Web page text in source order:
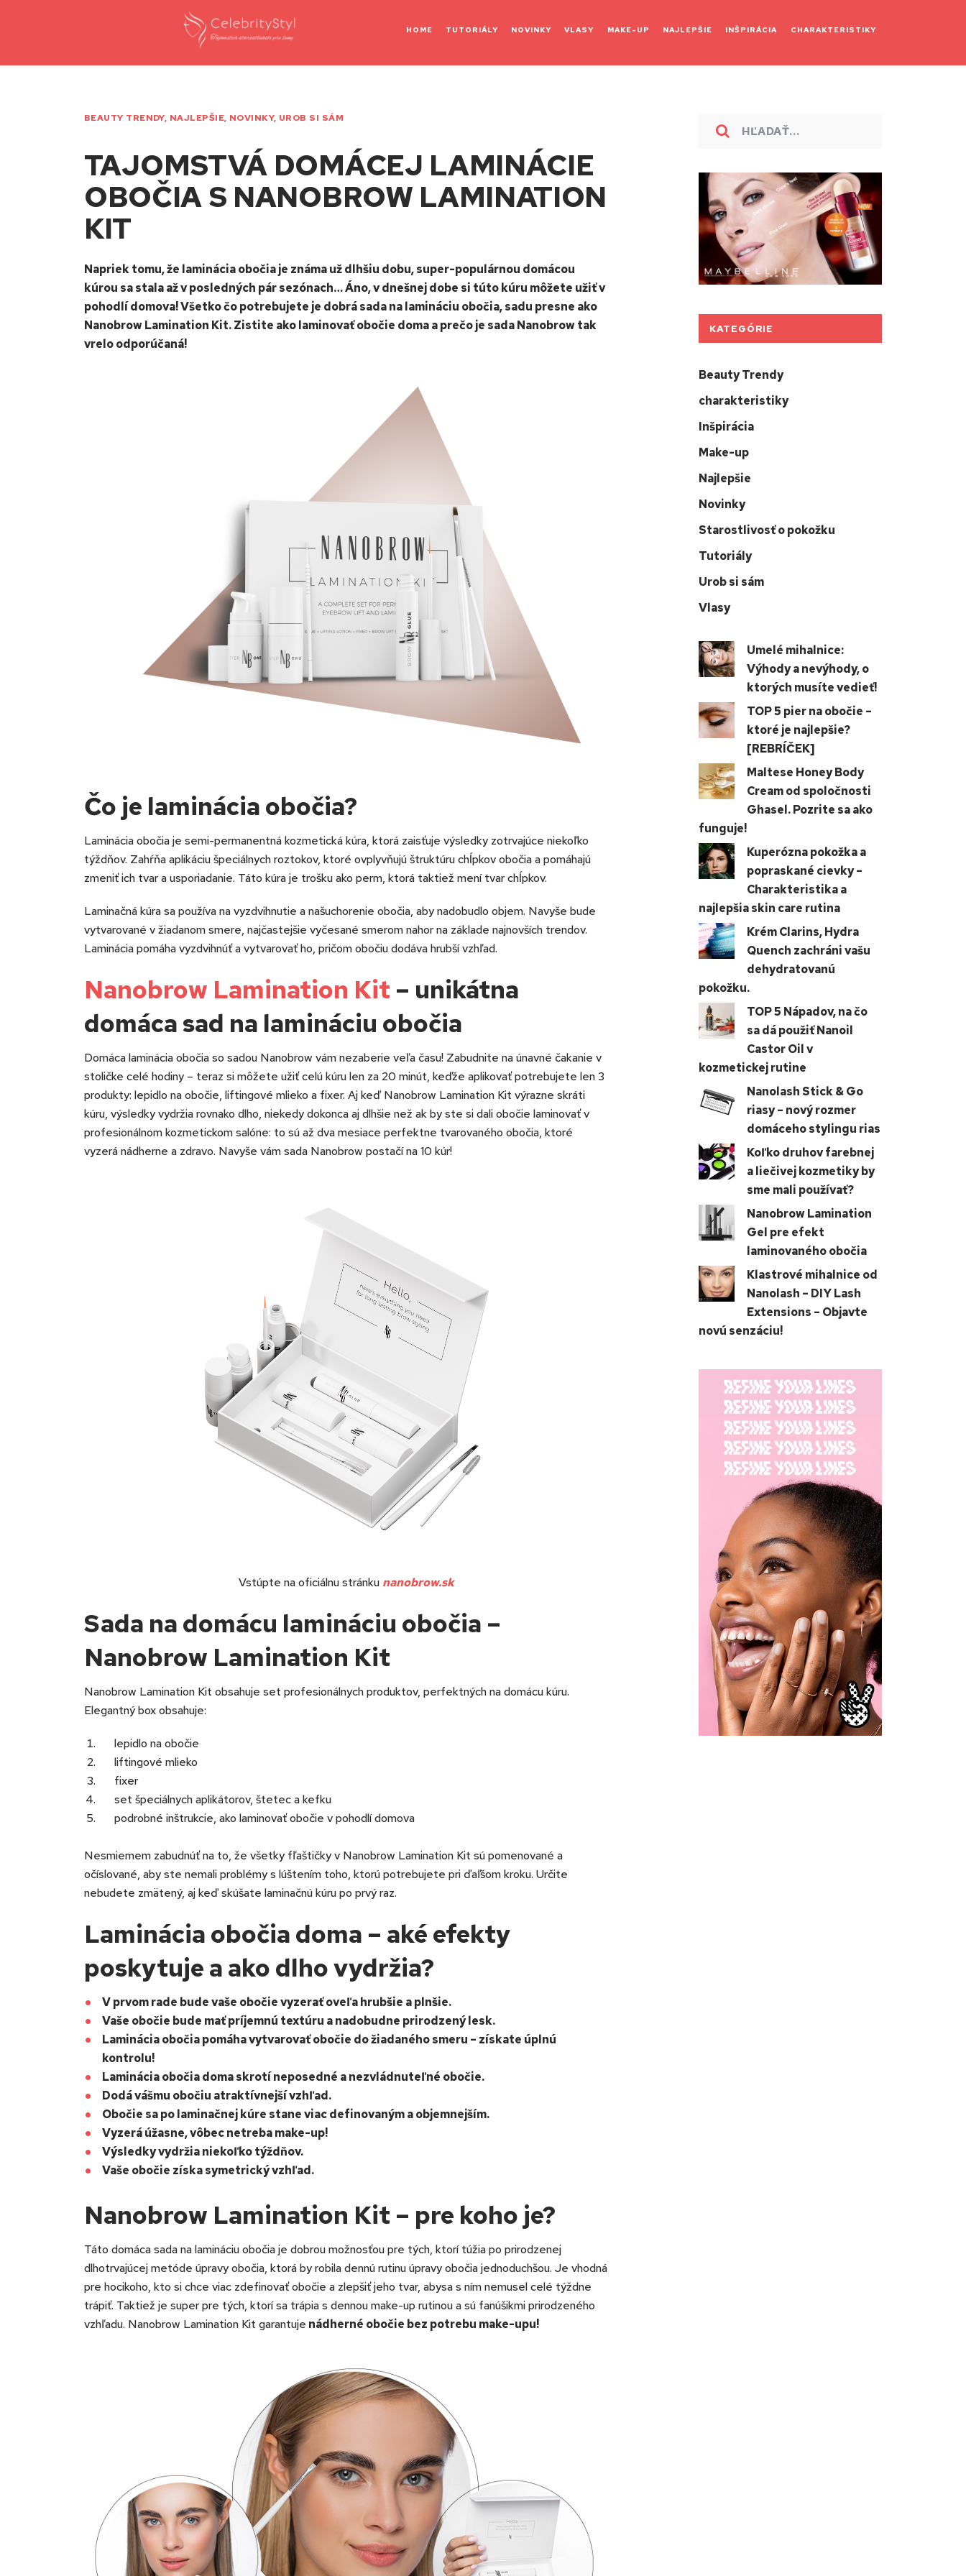
HOME TUTORIÁLY NOVINKY VLASY MAKE-UP NAJLEPŠIE INŠPIRÁCIA CHARAKTERISTIKY
BEAUTY TRENDY, NAJLEPŠIE, NOVINKY, UROB SI SÁM
TAJOMSTVÁ DOMÁCEJ LAMINÁCIE
OBOČIA S NANOBROW LAMINATION
KIT
Napriek tomu, že laminácia obočia je známa už dlhšiu dobu, super-populárnou domácou
kúrou sa stala až v posledných pár sezónach… Áno, v dnešnej dobe si túto kúru môžete užiť v
pohodlí domova! Všetko čo potrebujete je dobrá sada na lamináciu obočia, sadu presne ako
Nanobrow Lamination Kit. Zistite ako laminovať obočie doma a prečo je sada Nanobrow tak
vrelo odporúčaná!
Čo je laminácia obočia?
Laminácia obočia je semi-permanentná kozmetická kúra, ktorá zaisťuje výsledky zotrvajúce niekoľko
týždňov. Zahŕňa aplikáciu špeciálnych roztokov, ktoré ovplyvňujú štruktúru chĺpkov obočia a pomáhajú
zmeniť ich tvar a usporiadanie. Táto kúra je trošku ako perm, ktorá taktiež mení tvar chĺpkov.
Laminačná kúra sa používa na vyzdvihnutie a našuchorenie obočia, aby nadobudlo objem. Navyše bude
vytvarované v žiadanom smere, najčastejšie vyčesané smerom nahor na základe najnovších trendov.
Laminácia pomáha vyzdvihnúť a vytvarovať ho, pričom obočiu dodáva hrubší vzhľad.
Nanobrow Lamination Kit – unikátna
domáca sad na lamináciu obočia
Domáca laminácia obočia so sadou Nanobrow vám nezaberie veľa času! Zabudnite na únavné čakanie v
stoličke celé hodiny – teraz si môžete užiť celú kúru len za 20 minút, keďže aplikovať potrebujete len 3
produkty: lepidlo na obočie, liftingové mlieko a fixer. Aj keď Nanobrow Lamination Kit výrazne skráti
kúru, výsledky vydržia rovnako dlho, niekedy dokonca aj dlhšie než ak by ste si dali obočie laminovať v
profesionálnom kozmetickom salóne: to sú až dva mesiace perfektne tvarovaného obočia, ktoré
vyzerá nádherne a zdravo. Navyše vám sada Nanobrow postačí na 10 kúr!
Vstúpte na oficiálnu stránku nanobrow.sk
Sada na domácu lamináciu obočia –
Nanobrow Lamination Kit
Nanobrow Lamination Kit obsahuje set profesionálnych produktov, perfektných na domácu kúru.
Elegantný box obsahuje:
lepidlo na obočie
liftingové mlieko
fixer
set špeciálnych aplikátorov, štetec a kefku
podrobné inštrukcie, ako laminovať obočie v pohodlí domova
Nesmiemem zabudnúť na to, že všetky fľaštičky v Nanobrow Lamination Kit sú pomenované a
očíslované, aby ste nemali problémy s lúštením toho, ktorú potrebujete pri ďaľšom kroku. Určite
nebudete zmätený, aj keď skúšate laminačnú kúru po prvý raz.
Laminácia obočia doma – aké efekty
poskytuje a ako dlho vydržia?
V prvom rade bude vaše obočie vyzerať oveľa hrubšie a plnšie.
Vaše obočie bude mať príjemnú textúru a nadobudne prirodzený lesk.
Laminácia obočia pomáha vytvarovať obočie do žiadaného smeru – získate úplnú
kontrolu!
Laminácia obočia doma skrotí neposedné a nezvládnuteľné obočie.
Dodá vášmu obočiu atraktívnejší vzhľad.
Obočie sa po laminačnej kúre stane viac definovaným a objemnejším.
Vyzerá úžasne, vôbec netreba make-up!
Výsledky vydržia niekoľko týždňov.
Vaše obočie získa symetrický vzhľad.
Nanobrow Lamination Kit – pre koho je?
Táto domáca sada na lamináciu obočia je dobrou možnosťou pre tých, ktorí túžia po prirodzenej
dlhotrvajúcej metóde úpravy obočia, ktorá by robila dennú rutinu úpravy obočia jednoduchšou. Je vhodná
pre hocikoho, kto si chce viac zdefinovať obočie a zlepšiť jeho tvar, abysa s ním nemusel celé týždne
trápiť. Taktiež je super pre tých, ktorí sa trápia s dennou make-up rutinou a sú fanúšikmi prirodzeného
vzhľadu. Nanobrow Lamination Kit garantuje nádherné obočie bez potrebu make-upu!
KATEGÓRIE
Beauty Trendy
charakteristiky
Inšpirácia
Make-up
Najlepšie
Novinky
Starostlivosť o pokožku
Tutoriály
Urob si sám
Vlasy
Umelé mihalnice:
Výhody a nevýhody, o
ktorých musíte vedieť!
TOP 5 pier na obočie –
ktoré je najlepšie?
[REBRÍČEK]
Maltese Honey Body
Cream od spoločnosti
Ghasel. Pozrite sa ako
funguje!
Kuperózna pokožka a
popraskané cievky –
Charakteristika a
najlepšia skin care rutina
Krém Clarins, Hydra
Quench zachráni vašu
dehydratovanú
pokožku.
TOP 5 Nápadov, na čo
sa dá použiť Nanoil
Castor Oil v
kozmetickej rutine
Nanolash Stick & Go
riasy – nový rozmer
domáceho stylingu rias
Koľko druhov farebnej
a liečivej kozmetiky by
sme mali používať?
Nanobrow Lamination
Gel pre efekt
laminovaného obočia
Klastrové mihalnice od
Nanolash – DIY Lash
Extensions – Objavte
novú senzáciu!